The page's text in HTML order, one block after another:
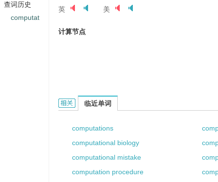
英 美
计算节点
computation node的相关资料：
临近单词
computations
computational biology
computational mistake
computation procedure
查词历史
computat